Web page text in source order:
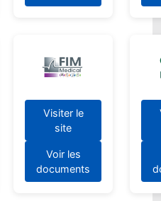
Visiter le
site
Voir les
documents